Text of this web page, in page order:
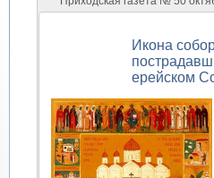
Икона
ерей­с­ком